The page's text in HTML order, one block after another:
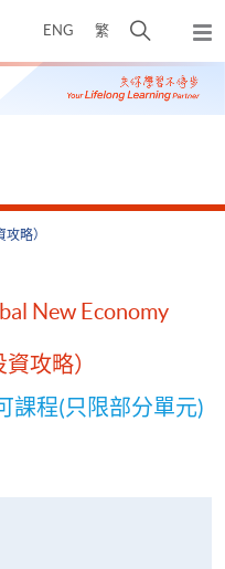
ENG 繁
开
搜
寻
弹
出
主
略）
New Economy
攻略）
課程(只限部分單元)